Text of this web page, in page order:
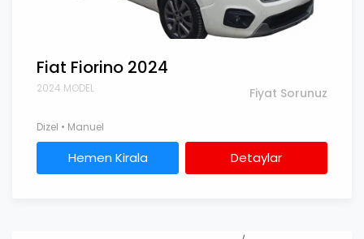
Fiat Fiorino 2024
2024 MODEL Fiyat Sorunuz
Dizel • Manuel
Hemen Kirala Detaylar